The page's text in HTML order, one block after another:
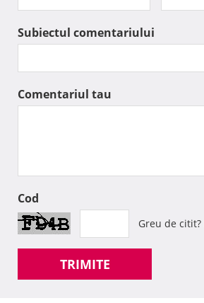
Subiectul comentariului
Comentariul tau
Cod
Greu de citit?
TRIMITE